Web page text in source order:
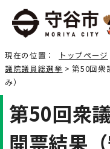
現在の位置： トップページ
議院議員総選挙 > 第50回衆
み）
第50回衆
開票結果